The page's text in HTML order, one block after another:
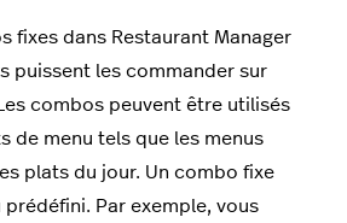
fixes dans Restaurant Manager
puissent les commander sur
combos peuvent être utilisés
de menu tels que les menus
plats du jour. Un combo fixe
Par exemple, vous